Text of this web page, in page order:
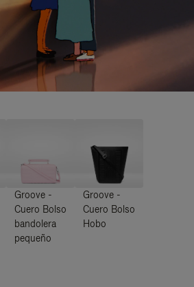
Groove -
Cuero Bolso
bandolera
pequeño
Groove -
Cuero Bolso
Hobo